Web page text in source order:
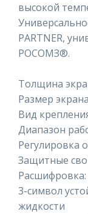
высокой
PARTNER,
РОСОМЗ®.
Толщина
Размер
Вид
Диапазон
Регулировка
Защитные
Расшифровка:
3-символ
жидкости